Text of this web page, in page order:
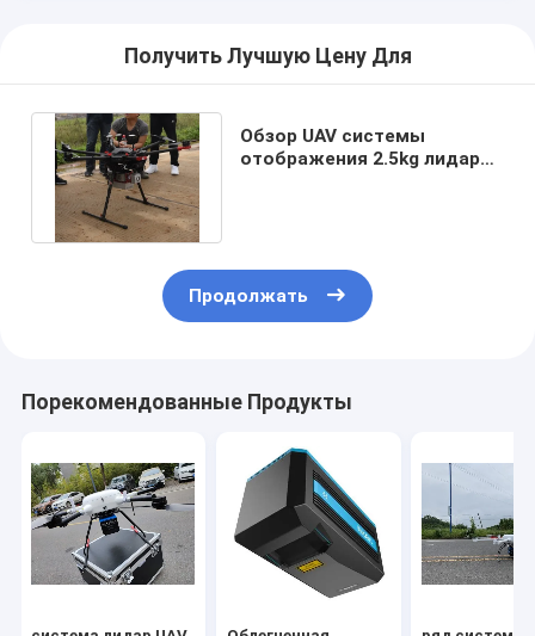
Получить Лучшую Цену Для
Обзор UAV системы
отображения 2.5kg лидар
Продолжать
Порекомендованные Продукты